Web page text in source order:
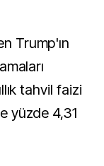
Trump'ın
tahvil faizi
yüzde 4,31